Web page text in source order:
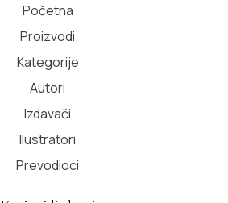
Početna
Proizvodi
Kategorije
Autori
Izdavači
Ilustratori
Prevodioci